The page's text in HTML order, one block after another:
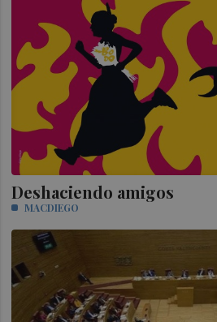
Deshaciendo amigos
MACDIEGO